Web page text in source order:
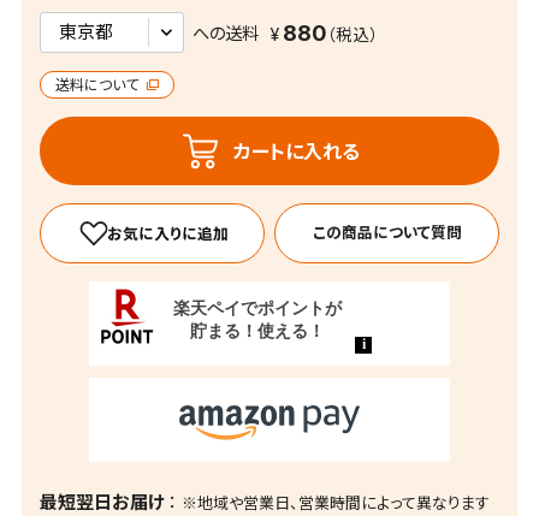
への送料 880
送料について
カートに入れる
この商品について質問
最短翌日お届け ※地域や営業日、営業時間によって異なります